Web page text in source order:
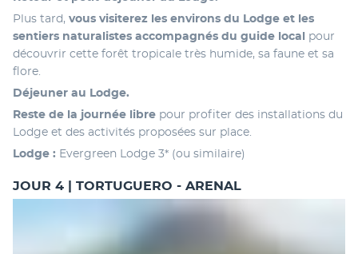
Plus tard, vous visiterez les environs du Lodge et les
sentiers naturalistes accompagnés du guide local
pour
découvrir cette forêt tropicale très humide, sa faune et sa
flore.
Déjeuner au Lodge.
Reste de la journée libre pour profiter des installations du
Lodge et des activités proposées sur place.
Lodge : Evergreen Lodge 3* (ou similaire)
JOUR 4 | TORTUGUERO - ARENAL